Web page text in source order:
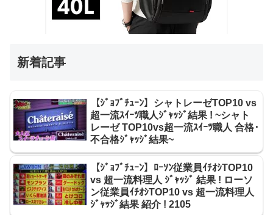
新着記事
【ｼﾞｮﾌﾞﾁｭｰﾝ】シャトレーゼTOP10 vs
超一流ｽｲｰﾂ職人ｼﾞｬｯｼﾞ結果 ! ~シャト
レーゼ TOP10vs超一流ｽｲｰﾂ職人 合格･
不合格ｼﾞｬｯｼﾞ結果~
【ｼﾞｮﾌﾞﾁｭｰﾝ】ﾛｰｿﾝ従業員ｲﾁｵｼTOP10
vs 超一流料理人 ｼﾞｬｯｼﾞ 結果 ! ローソ
ン従業員ｲﾁｵｼTOP10 vs 超一流料理人
ｼﾞｬｯｼﾞ結果 紹介 ! 2105